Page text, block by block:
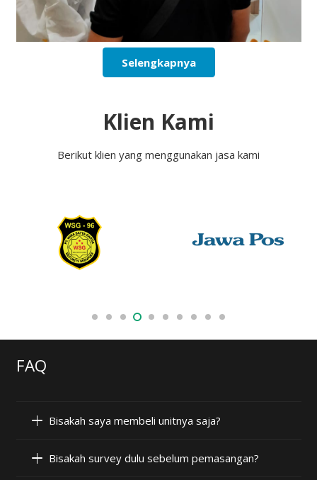
Selengkapnya
Klien Kami
Berikut klien yang menggunakan jasa kami
FAQ
Bisakah saya membeli unitnya saja?
Bisakah survey dulu sebelum pemasangan?